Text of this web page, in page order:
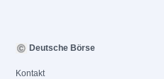
Deutsche Börse
Kontakt